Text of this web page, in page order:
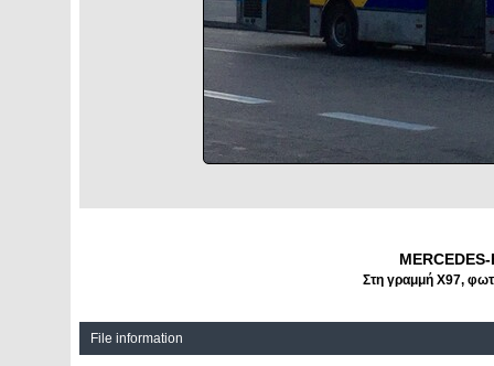
Στη γραμμή Χ97,
File information